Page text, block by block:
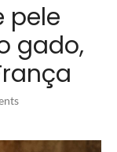
pele
gado,